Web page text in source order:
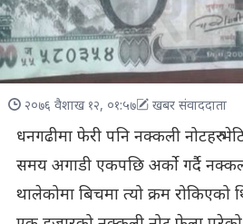
२०७६ वैशाख १२, ०१:५७ खबर संवाददाता
धनगढीमा फेरी पनि नक्कली नोटहरु
समय अगाडी एकपछि अर्को गर्दै
थालेकोमा बिचमा त्यो क्रम रोकिएको